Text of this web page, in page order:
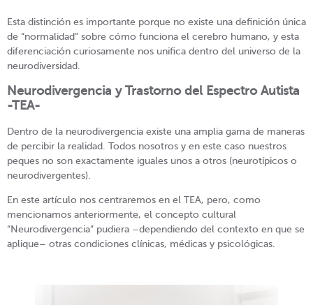
Esta distinción es importante porque no existe una definición única
de “normalidad” sobre cómo funciona el cerebro humano, y esta
diferenciación curiosamente nos unifica dentro del universo de la
neurodiversidad.
Neurodivergencia y Trastorno del Espectro Autista
-TEA-
Dentro de la neurodivergencia existe una amplia gama de maneras
de percibir la realidad. Todos nosotros y en este caso nuestros
peques no son exactamente iguales unos a otros (neurotípicos o
neurodivergentes).
En este artículo nos centraremos en el TEA, pero, como
mencionamos anteriormente, el concepto cultural
“Neurodivergencia” pudiera –dependiendo del contexto en que se
aplique– otras condiciones clínicas, médicas y psicológicas.